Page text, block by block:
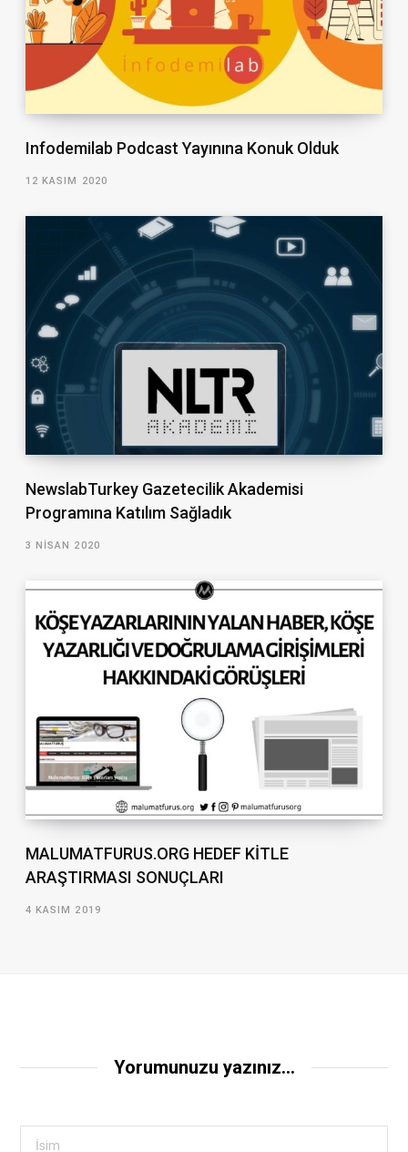
Infodemilab Podcast Yayınına Konuk Olduk
12 KASIM 2020
NewslabTurkey Gazetecilik Akademisi
Programına Katılım Sağladık
3 NISAN 2020
MALUMATFURUS.ORG HEDEF KİTLE
ARAŞTIRMASI SONUÇLARI
4 KASIM 2019
Yorumunuzu yazınız...